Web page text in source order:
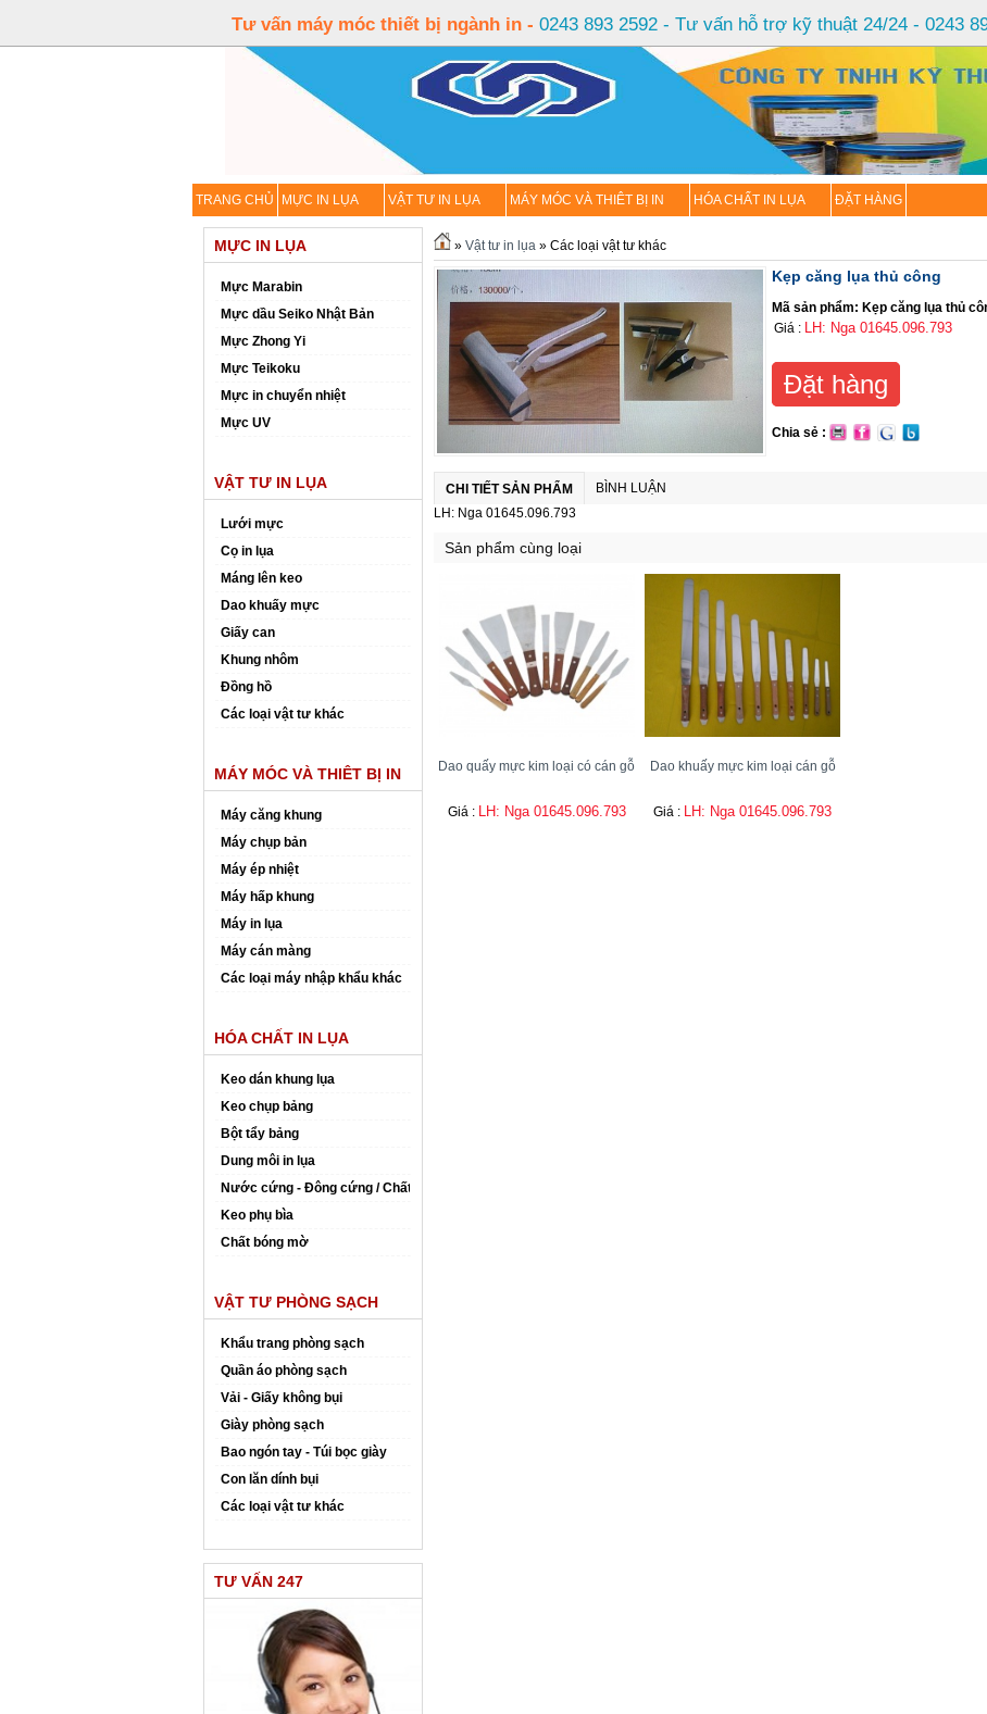
TRANG CHỦ MỰC IN LỤA VẬT TƯ IN LỤA MÁY MÓC VÀ THIÊT BỊ IN HÓA CHẤT IN LỤA ĐẶT HÀNG
MỰC IN LỤA
Mực Marabin
Mực dầu Seiko Nhật Bản
Mực Zhong Yi
Mực Teikoku
Mực in chuyển nhiệt
Mực UV
VẬT TƯ IN LỤA
Lưới mực
Cọ in lụa
Máng lên keo
Dao khuấy mực
Giấy can
Khung nhôm
Đồng hồ
Các loại vật tư khác
MÁY MÓC VÀ THIÊT BỊ IN
Máy căng khung
Máy chụp bản
Máy ép nhiệt
Máy hấp khung
Máy in lụa
Máy cán màng
Các loại máy nhập khẩu khác
HÓA CHẤT IN LỤA
Keo dán khung lụa
Keo chụp bảng
Bột tẩy bảng
Dung môi in lụa
Nước cứng - Đông cứng / Chất đóng rắn
Keo phụ bìa
Chất bóng mờ
VẬT TƯ PHÒNG SẠCH
Khẩu trang phòng sạch
Quần áo phòng sạch
Vải - Giấy không bụi
Giày phòng sạch
Bao ngón tay - Túi bọc giày
Con lăn dính bụi
Các loại vật tư khác
TƯ VẤN 247
» Vật tư in lụa » Các loại vật tư khác
Kẹp căng lụa thủ công
Mã sản phẩm: Kẹp căng lụa thủ
Giá : LH: Nga 01645.096.793
Đặt hàng
Chia sẻ :
CHI TIẾT SẢN PHẨM
BÌNH LUẬN
LH: Nga 01645.096.793
Sản phẩm cùng loại
Dao quấy mực kim loại có cán gỗ
Giá : LH: Nga 01645.096.793
Dao khuấy mực kim loại cán gỗ
Giá : LH: Nga 01645.096.793
Tư vấn máy móc thiết bị ngành in - 0243 893 2592 - Tư vấn hỗ trợ kỹ thuật 24/24 - 0243
FREE:Tư vấn kỹ thuật in